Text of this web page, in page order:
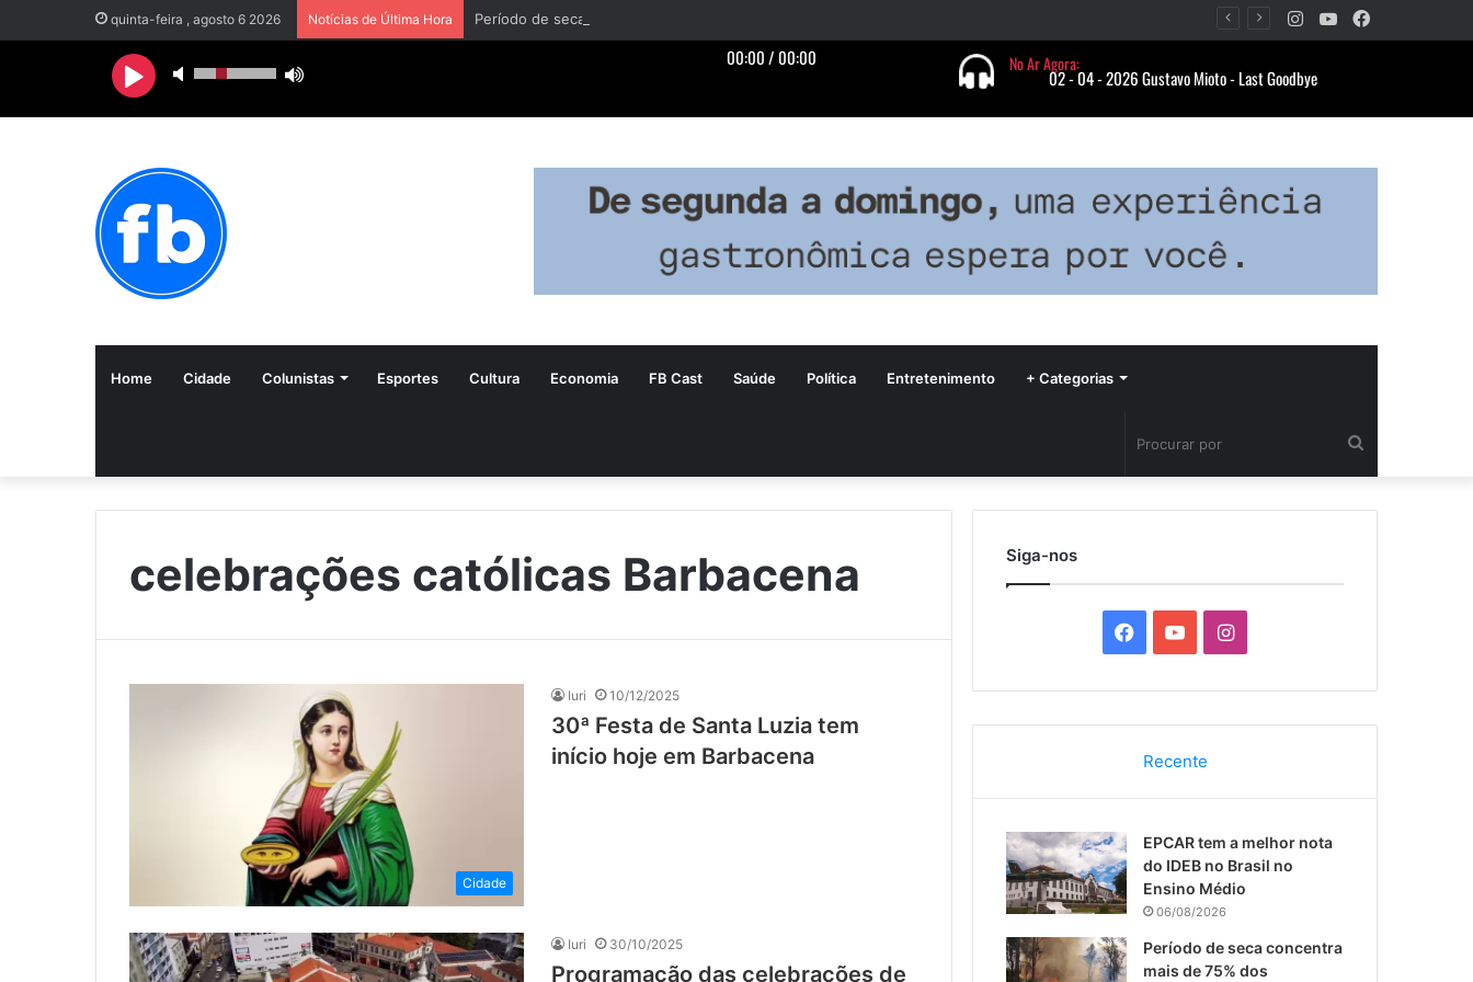
quinta-feira , agosto 6 2026 Notícias de Última Hora YouTube
Instagram
Home Cidade Colunistas Esportes Cultura Economia FB Cast Saúde Política Entretenimento + Categorias
por
celebrações católicas Barbacena
Cidade
Iuri 10/12/2025
30ª Festa de Santa Luzia tem
início hoje em Barbacena
Iuri 30/10/2025
Programação das celebrações de
Siga-nos
c
e
b
o
o
k
u
T
u
b
e
I
s
a
g
r
Recente
EPCAR tem a melhor nota
do IDEB no Brasil no
Ensino Médio
06/08/2026
Período de seca concentra
mais de 75% dos